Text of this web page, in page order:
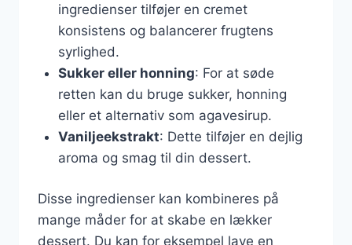
ingredienser tilføjer en cremet
konsistens og balancerer frugtens
syrlighed.
Sukker eller honning: For at søde
retten kan du bruge sukker, honning
eller et alternativ som agavesirup.
Vaniljeekstrakt: Dette tilføjer en dejlig
aroma og smag til din dessert.
Disse ingredienser kan kombineres på
mange måder for at skabe en lækker
dessert. Du kan for eksempel lave en